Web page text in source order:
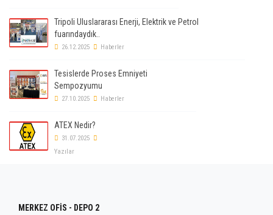
Tripoli Uluslararası Enerji, Elektrik ve Petrol
fuarındaydık..
26.12.2025 Haberler
Tesislerde Proses Emniyeti
Sempozyumu
27.10.2025 Haberler
ATEX Nedir?
31.07.2025
Yazılar
MERKEZ OFİS - DEPO 2